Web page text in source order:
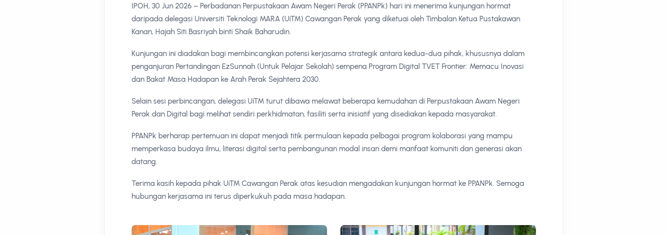
IPOH, 30 Jun 2026 – Perbadanan Perpustakaan Awam Negeri Perak (PPANPk) hari ini menerima kunjungan hormat
daripada delegasi Universiti Teknologi MARA (UiTM) Cawangan Perak yang diketuai oleh Timbalan Ketua Pustakawan
Kanan, Hajah Siti Basriyah binti Shaik Baharudin.
Kunjungan ini diadakan bagi membincangkan potensi kerjasama strategik antara kedua-dua pihak, khususnya dalam
penganjuran Pertandingan EzSunnah (Untuk Pelajar Sekolah) sempena Program Digital TVET Frontier: Memacu Inovasi
dan Bakat Masa Hadapan ke Arah Perak Sejahtera 2030.
Selain sesi perbincangan, delegasi UiTM turut dibawa melawat beberapa kemudahan di Perpustakaan Awam Negeri
Perak dan Digital bagi melihat sendiri perkhidmatan, fasiliti serta inisiatif yang disediakan kepada masyarakat.
PPANPk berharap pertemuan ini dapat menjadi titik permulaan kepada pelbagai program kolaborasi yang mampu
memperkasa budaya ilmu, literasi digital serta pembangunan modal insan demi manfaat komuniti dan generasi akan
datang.
Terima kasih kepada pihak UiTM Cawangan Perak atas kesudian mengadakan kunjungan hormat ke PPANPk. Semoga
hubungan kerjasama ini terus diperkukuh pada masa hadapan.